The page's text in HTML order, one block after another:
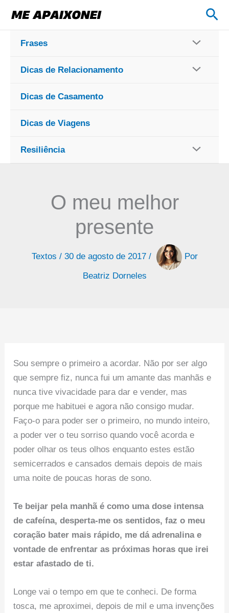
para
conteúdo
Frases
Dicas de Relacionamento
Dicas de Casamento
Dicas de Viagens
Resiliência
O meu melhor
presente
Textos / 30 de agosto de 2017 /
Por
Beatriz Dorneles
Sou sempre o primeiro a acordar. Não por ser algo
que sempre fiz, nunca fui um amante das manhãs e
nunca tive vivacidade para dar e vender, mas
porque me habituei e agora não consigo mudar.
Faço-o para poder ser o primeiro, no mundo inteiro,
a poder ver o teu sorriso quando você acorda e
poder olhar os teus olhos enquanto estes estão
semicerrados e cansados demais depois de mais
uma noite de poucas horas de sono.
Te beijar pela manhã é como uma dose intensa
de cafeína, desperta-me os sentidos, faz o meu
coração bater mais rápido, me dá adrenalina e
vontade de enfrentar as próximas horas que irei
estar afastado de ti.
Longe vai o tempo em que te conheci. De forma
tosca, me aproximei, depois de mil e uma invenções